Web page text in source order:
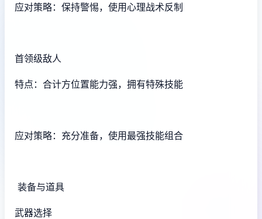
应对策略：保持警惕，使用心理战术反制
首领级敌人
特点：合计方位置能力强，拥有特殊技能
应对策略：充分准备，使用最强技能组合
装备与道具
武器选择